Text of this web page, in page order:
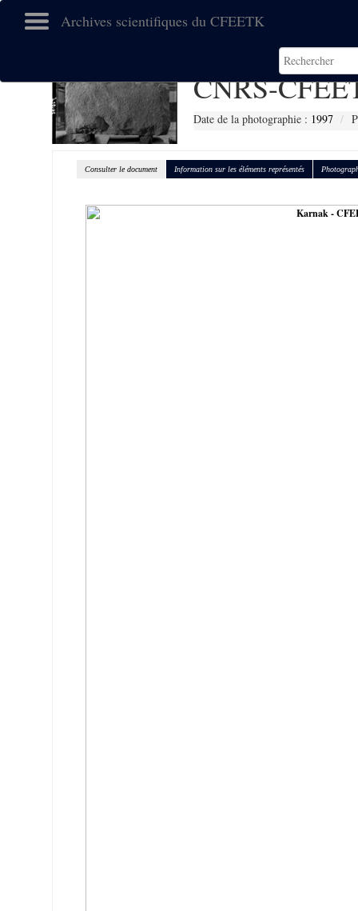
Archives scientifiques du CFEETK
CNRS-
Date de la photographie : 1997
Consulter le document Information sur les éléments représentés